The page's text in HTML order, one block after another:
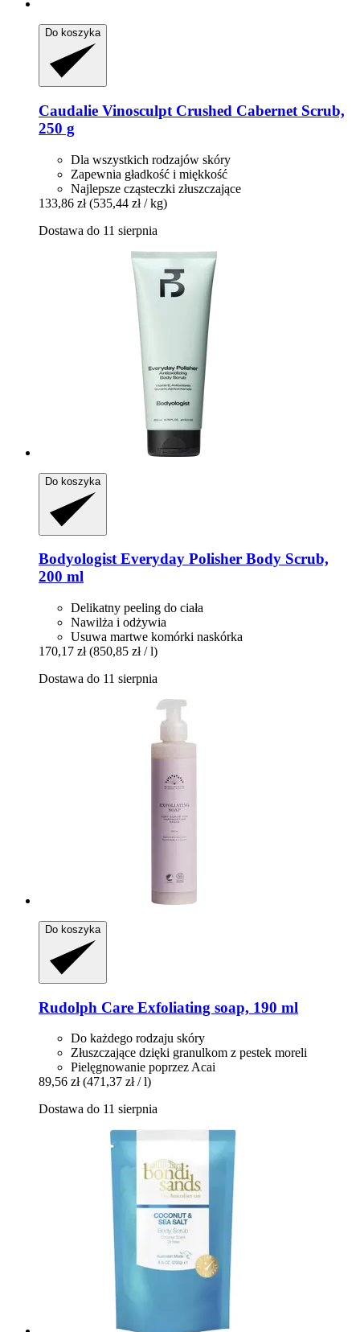
Do koszyka
Caudalie Vinosculpt Crushed Cabernet Scrub,
250 g
Dla wszystkich rodzajów skóry
Zapewnia gładkość i miękkość
Najlepsze cząsteczki złuszczające
133,86 zł (535,44 zł / kg)
Dostawa do 11 sierpnia
Do koszyka
BodyologistEveryday Polisher Body Scrub,
200 ml
Delikatny peeling do ciała
Nawilża i odżywia
Usuwa martwe komórki naskórka
170,17 zł (850,85 zł / l)
Dostawa do 11 sierpnia
Do koszyka
Rudolph Care Exfoliating soap, 190 ml
Do każdego rodzaju skóry
Złuszczające dzięki granulkom z pestek moreli
Pielęgnowanie poprzez Acai
89,56 zł (471,37 zł / l)
Dostawa do 11 sierpnia